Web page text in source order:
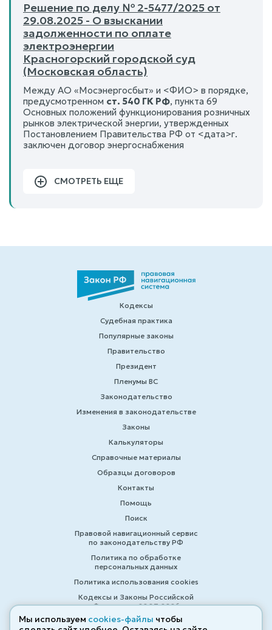
Решение по делу № 2-5477/2025 от
29.08.2025 - О взыскании
задолженности по оплате
электроэнергии
Красногорский городской суд
(Московская область)
Между АО «Мосэнергосбыт» и <ФИО> в порядке,
предусмотренном ст. 540 ГК РФ, пункта 69
Основных положений функционирования розничных
рынков электрической энергии, утвержденных
Постановлением Правительства РФ от <дата>г.
заключен договор энергоснабжения
СМОТРЕТЬ ЕЩЕ
Кодексы
Судебная практика
Популярные законы
Правительство
Президент
Пленумы ВС
Законодательство
Изменения в законодательстве
Законы
Калькуляторы
Справочные материалы
Образцы договоров
Контакты
Помощь
Поиск
Правовой навигационный сервис
по законодательству РФ
Политика по обработке
персональных данных
Политика использования cookies
Кодексы и Законы Российской
Федерации 2007-2026
Мы используем cookies-файлы чтобы